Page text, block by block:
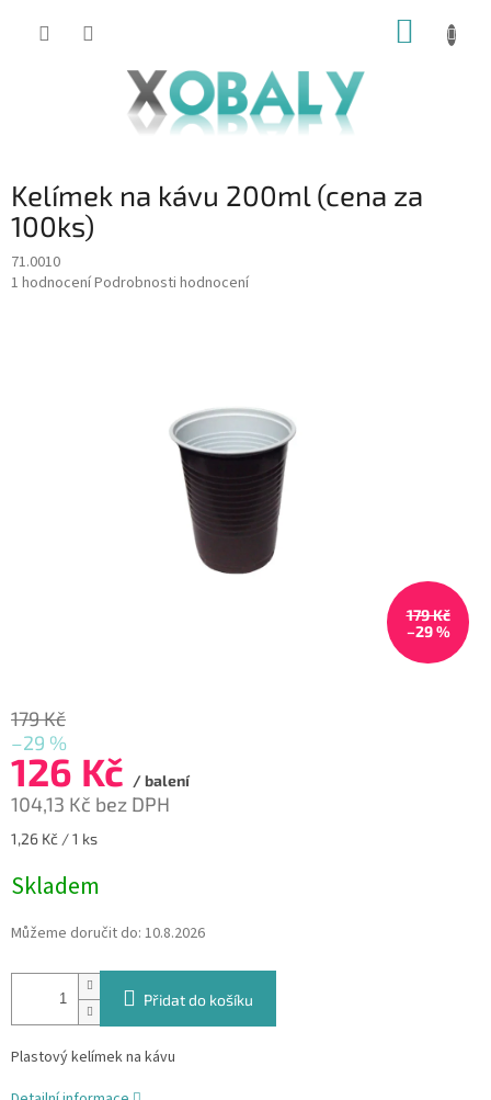
KOŠÍK
Kelímek na kávu 200ml (cena za
100ks)
71.0010
Průměrné
1 hodnoceníPodrobnosti hodnocení
179 Kč
–29 %
179 Kč
–29 %
126 Kč / balení
104,13 Kč bez DPH
Měrná
1,26 Kč / 1 ks
Skladem
Můžeme doručit do: 10.8.2026
Přidat do košíku
Plastový kelímek na kávu